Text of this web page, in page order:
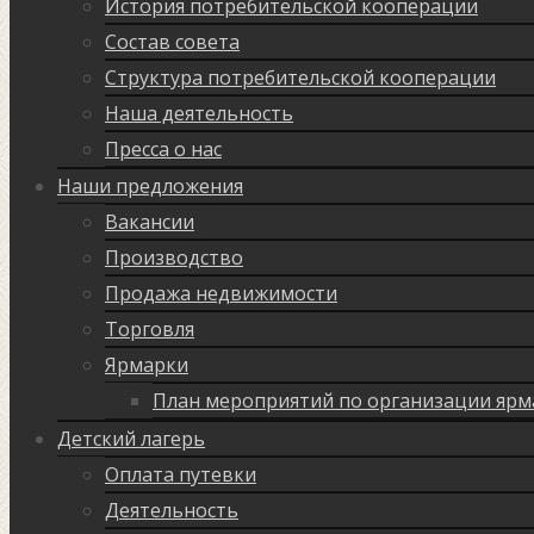
История потребительской кооперации
Состав совета
Структура потребительской кооперации
Наша деятельность
Пресса о нас
Наши предложения
Вакансии
Производство
Продажа недвижимости
Торговля
Ярмарки
План мероприятий по организации
Детский лагерь
Оплата путевки
Деятельность